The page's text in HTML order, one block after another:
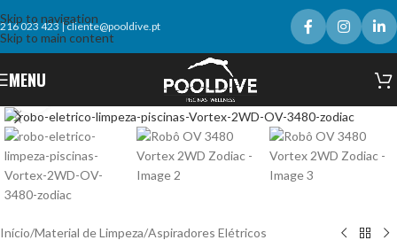
Skip to navigation
Skip to main content
216 023 423|cliente@pooldive.pt
MENU
Início/Material de Limpeza/Aspiradores Elétricos